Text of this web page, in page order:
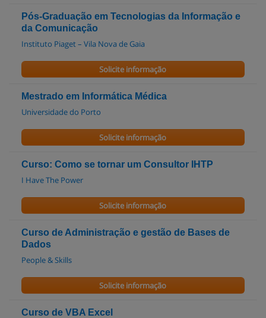
Pós-Graduação em Tecnologias da Informação e
da Comunicação
Instituto Piaget – Vila Nova de Gaia
Solicite informação
Mestrado em Informática Médica
Universidade do Porto
Solicite informação
Curso: Como se tornar um Consultor IHTP
I Have The Power
Solicite informação
Curso de Administração e gestão de Bases de
Dados
People & Skills
Solicite informação
Curso de VBA Excel